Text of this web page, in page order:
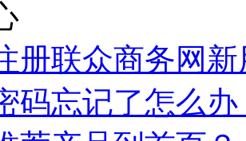
册联众商务网
码忘记了怎么办